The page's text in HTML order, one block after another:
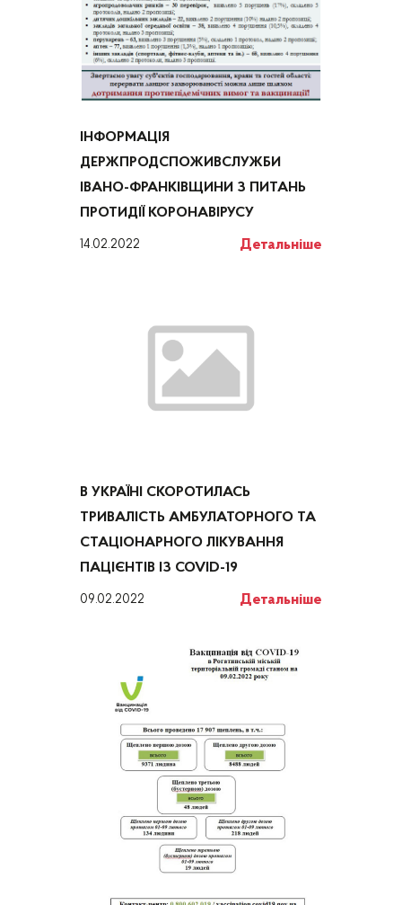
ІНФОРМАЦІЯ
ДЕРЖПРОДСПОЖИВСЛУЖБИ
ІВАНО-ФРАНКІВЩИНИ З ПИТАНЬ
ПРОТИДІЇ КОРОНАВІРУСУ
14.02.2022 Детальніше
В УКРАЇНІ СКОРОТИЛАСЬ
ТРИВАЛІСТЬ АМБУЛАТОРНОГО ТА
СТАЦІОНАРНОГО ЛІКУВАННЯ
ПАЦІЄНТІВ ІЗ COVID-19
09.02.2022 Детальніше